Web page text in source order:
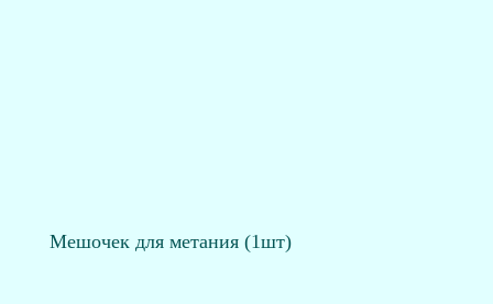
Мешочек для метания (1шт)